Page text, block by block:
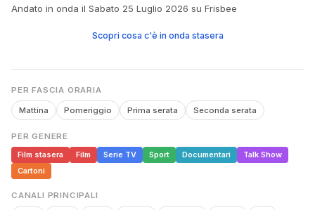
Andato in onda il Sabato 25 Luglio 2026 su Frisbee
Scopri cosa c'è in onda stasera
PER FASCIA ORARIA
Mattina Pomeriggio Prima serata Seconda serata
PER GENERE
Film stasera
Film Serie TV Sport Documentari
Talk Show
Cartoni
CANALI PRINCIPALI